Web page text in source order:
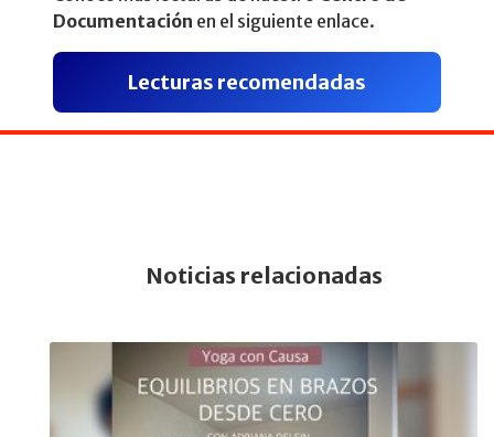
Documentación en el siguiente enlace.
Lecturas recomendadas
Noticias relacionadas